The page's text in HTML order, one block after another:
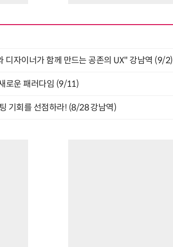
디자이너가 함께 만드는 공존의 UX" 강남역 (9/2)
로운 패러다임 (9/11)
기회를 선점하라! (8/28 강남역)